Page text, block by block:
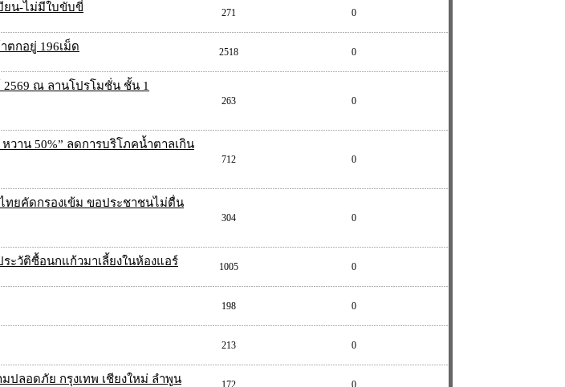
ยน-ไม่มีใบขับขี่ 271 0
กอยู่ 196เม็ด 2518 0
2569 ณ ลานโปรโมชั่น ชั้น 1
263 0
วาน 50%” ลดการบริโภคน้ำตาลเกิน
712 0
ทยคัดกรองเข้ม ขอประชาชนไม่ตื่น
304 0
ะวัติซื้อนกแก้วมาเลี้ยงในห้องแอร์ 1005 0
198 0
213 0
ปลอดภัย กรุงเทพ เชียงใหม่ ลำพูน 172 0